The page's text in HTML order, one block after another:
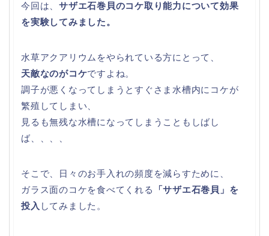
今回は、サザエ石巻貝のコケ取り能力について効果
を実験してみました。
水草アクアリウムをやられている方にとって、
天敵なのがコケですよね。
調子が悪くなってしまうとすぐさま水槽内にコケが
繁殖してしまい、
見るも無残な水槽になってしまうこともしばし
ば、、、、
そこで、日々のお手入れの頻度を減らすために、
ガラス面のコケを食べてくれる
「サザエ石巻貝」を
投入 してみました。